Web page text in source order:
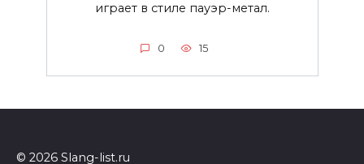
играет в стиле пауэр-метал.
0 15
© 2026 Slang-list.ru